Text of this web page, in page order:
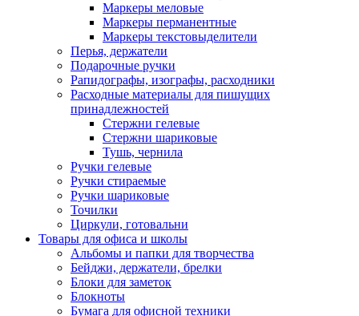
Маркеры меловые
Маркеры перманентные
Маркеры текстовыделители
Перья, держатели
Подарочные ручки
Рапидографы, изографы, расходники
Расходные материалы для пишущих
принадлежностей
Стержни гелевые
Стержни шариковые
Тушь, чернила
Ручки гелевые
Ручки стираемые
Ручки шариковые
Точилки
Циркули, готовальни
Товары для офиса и школы
Альбомы и папки для творчества
Бейджи, держатели, брелки
Блоки для заметок
Блокноты
Бумага для офисной техники